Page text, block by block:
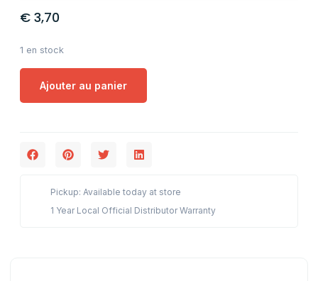
€ 3,70
1 en stock
Ajouter au panier
Pickup: Available today at store
1 Year Local Official Distributor Warranty